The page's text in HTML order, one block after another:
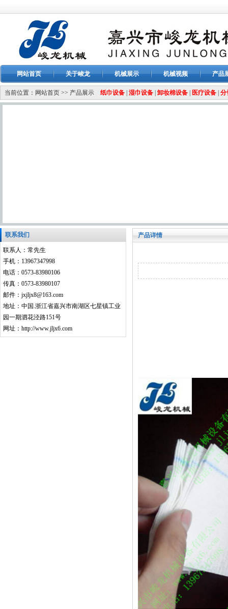
网站首页 关于峻龙 机械展示 机械视频 产品
当前位置： 网站首页 >> 产品展示 纸巾设备 湿巾设备 卸妆棉设备 医疗设备 分
联系我们
联系人：常先生
手机：13967347998
电话：0573-83980106
传真：0573-83980107
邮件：jxjljx8@163.com
地址：中国.浙江省嘉兴市南湖区七星镇工业
园一期泗花泾路151号
网址：http://www.jljx6.com
产品详情